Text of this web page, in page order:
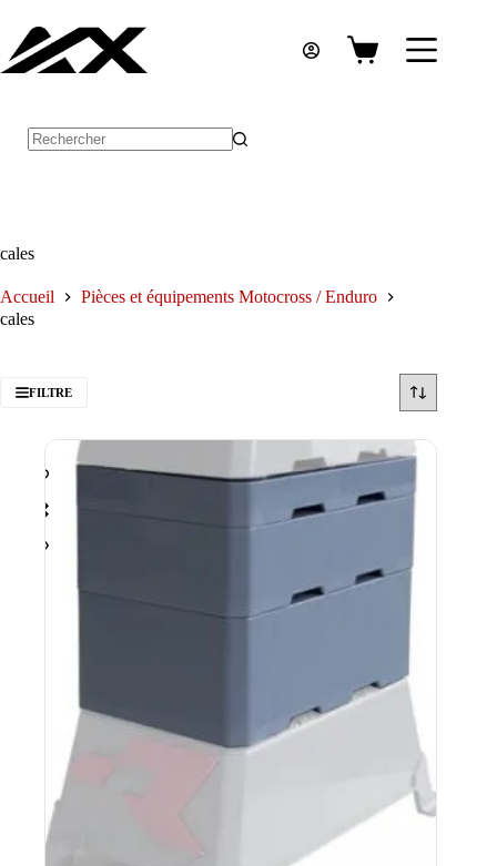
contenu
Panier
cales
Accueil
Pièces et équipements Motocross / Enduro
cales
FILTRE